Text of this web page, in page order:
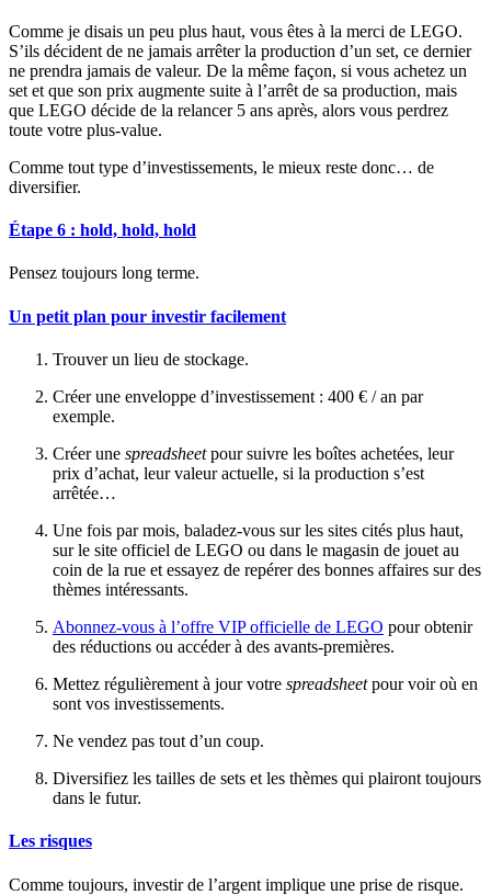
Comme je disais un peu plus haut, vous êtes à la merci de LEGO.
S’ils décident de ne jamais arrêter la production d’un set, ce dernier
ne prendra jamais de valeur. De la même façon, si vous achetez un
set et que son prix augmente suite à l’arrêt de sa production, mais
que LEGO décide de la relancer 5 ans après, alors vous perdrez
toute votre plus-value.
Comme tout type d’investissements, le mieux reste donc… de
diversifier.
Étape 6 : hold, hold, hold
Pensez toujours long terme.
Un petit plan pour investir facilement
Trouver un lieu de stockage.
Créer une enveloppe d’investissement : 400 € / an par
exemple.
Créer une spreadsheetpour suivre les boîtes achetées, leur
prix d’achat, leur valeur actuelle, si la production s’est
arrêtée…
Une fois par mois, baladez-vous sur les sites cités plus haut,
sur le site officiel de LEGO ou dans le magasin de jouet au
coin de la rue et essayez de repérer des bonnes affaires sur des
thèmes intéressants.
Abonnez-vous à l’offre VIP officielle de LEGO pour obtenir
des réductions ou accéder à des avants-premières.
Mettez régulièrement à jour votre spreadsheetpour voir où en
sont vos investissements.
Ne vendez pas tout d’un coup.
Diversifiez les tailles de sets et les thèmes qui plairont toujours
dans le futur.
Les risques
Comme toujours, investir de l’argent implique une prise de risque.